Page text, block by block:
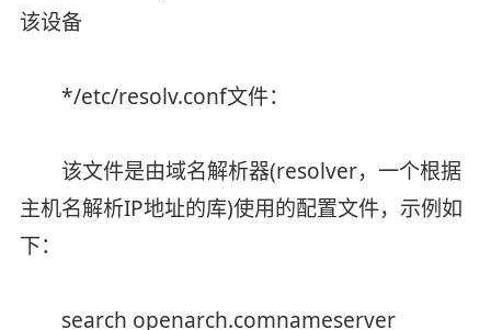
该设备
*/etc/resolv.conf文件：
该文件是由域名解析器(resolver，一个根据
主机名解析IP地址的库)使用的配置文件，示例如
下：
search openarch.comnameserver